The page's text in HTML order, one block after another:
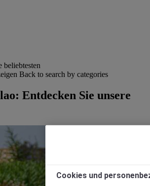
beliebtesten
Back to search by categories
Entdecken Sie unsere
Cookies und